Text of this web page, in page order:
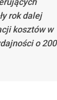
rok dalej
kosztów w
o 200